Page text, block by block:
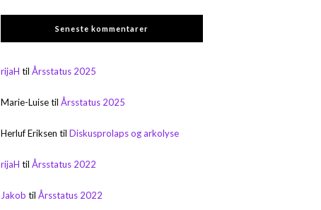
Seneste kommentarer
rijaH tilÅrsstatus 2025
Marie-LuisetilÅrsstatus 2025
Herluf Eriksen tilDiskusprolaps og arkolyse
rijaH tilÅrsstatus 2022
Jakob tilÅrsstatus 2022